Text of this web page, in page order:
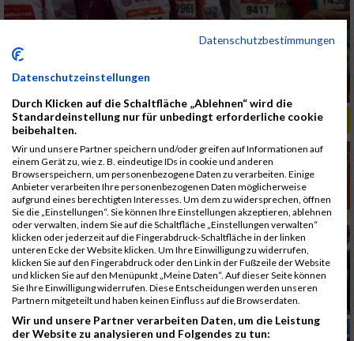
ALBUM B2RUN MÜNCHEN, B2RUN / 16.07.2019
Datenschutzbestimmungen
Datenschutzeinstellungen
Durch Klicken auf die Schaltfläche „Ablehnen“ wird die
Standardeinstellung nur für unbedingt erforderliche cookie
beibehalten.
Wir und unsere Partner speichern und/oder greifen auf Informationen auf
einem Gerät zu, wie z. B. eindeutige IDs in cookie und anderen
Browserspeichern, um personenbezogene Daten zu verarbeiten. Einige
Anbieter verarbeiten Ihre personenbezogenen Daten möglicherweise
aufgrund eines berechtigten Interesses. Um dem zu widersprechen, öffnen
Sie die „Einstellungen“. Sie können Ihre Einstellungen akzeptieren, ablehnen
oder verwalten, indem Sie auf die Schaltfläche „Einstellungen verwalten“
klicken oder jederzeit auf die Fingerabdruck-Schaltfläche in der linken
unteren Ecke der Website klicken. Um Ihre Einwilligung zu widerrufen,
klicken Sie auf den Fingerabdruck oder den Link in der Fußzeile der Website
und klicken Sie auf den Menüpunkt „Meine Daten“. Auf dieser Seite können
Sie Ihre Einwilligung widerrufen. Diese Entscheidungen werden unseren
Partnern mitgeteilt und haben keinen Einfluss auf die Browserdaten.
Wir und unsere Partner verarbeiten Daten, um die Leistung
der Website zu analysieren und Folgendes zu tun: